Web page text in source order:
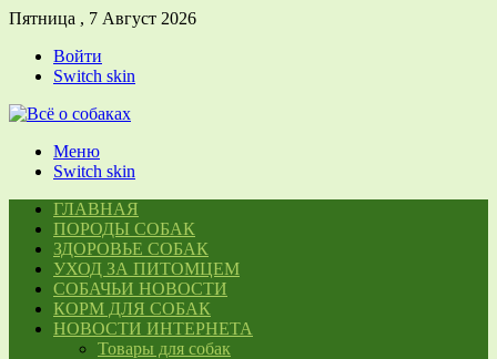
Пятница , 7 Август 2026
Войти
Switch skin
Меню
Switch skin
ГЛАВНАЯ
ПОРОДЫ СОБАК
ЗДОРОВЬЕ СОБАК
УХОД ЗА ПИТОМЦЕМ
СОБАЧЬИ НОВОСТИ
КОРМ ДЛЯ СОБАК
НОВОСТИ ИНТЕРНЕТА
Товары для собак